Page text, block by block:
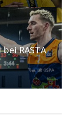
RASTA